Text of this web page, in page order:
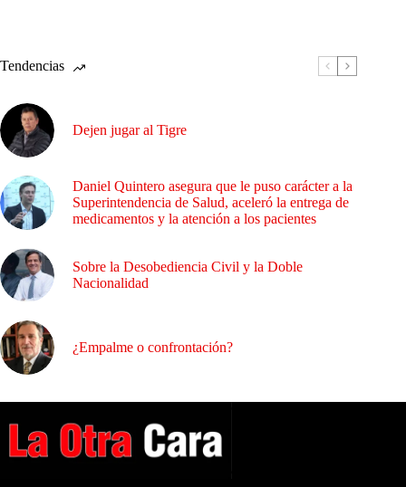
Tendencias
Dejen jugar al Tigre
Daniel Quintero asegura que le puso carácter a la
Superintendencia de Salud, aceleró la entrega de
medicamentos y la atención a los pacientes
Sobre la Desobediencia Civil y la Doble
Nacionalidad
¿Empalme o confrontación?